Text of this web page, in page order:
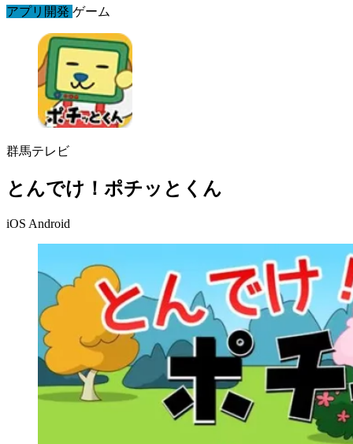
アプリ開発 ゲーム
群馬テレビ
とんでけ！ポチッとくん
iOS Android